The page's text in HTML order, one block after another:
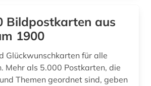
deckenmalerei (2)
Bildpostkarten aus
1900
Glückwunschkarten für alle
Mehr als 5.000 Postkarten, die
Themen geordnet sind, geben